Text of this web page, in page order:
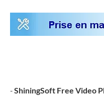
- ShiningSoft Free Video